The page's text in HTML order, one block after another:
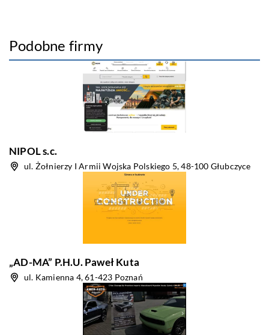
Podobne firmy
NIPOL s.c.
ul. Żołnierzy I Armii Wojska Polskiego 5, 48-100 Głubczyce
„AD-MA” P.H.U. Paweł Kuta
ul. Kamienna 4, 61-423 Poznań